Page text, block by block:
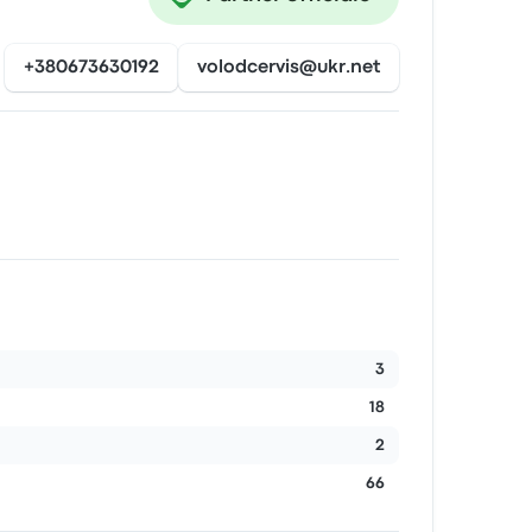
+380673630192 volodcervis@ukr.net
3
18
2
66